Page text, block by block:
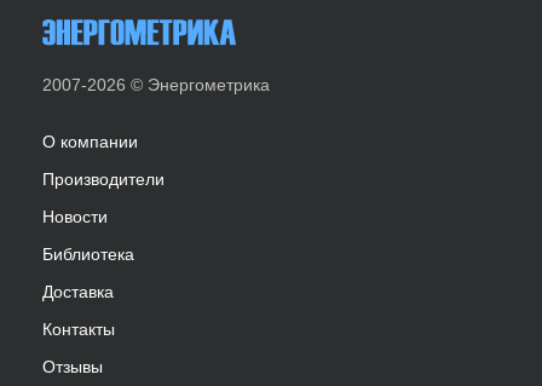
2007-2026 © Энергометрика
О компании
Производители
Новости
Библиотека
Доставка
Контакты
Отзывы